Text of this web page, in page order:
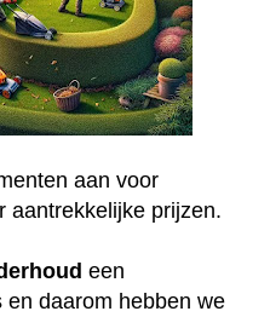
aan voor
aantrekkelijke prijzen.
een
en daarom hebben we